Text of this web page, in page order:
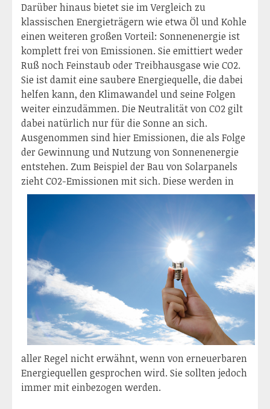
Darüber hinaus bietet sie im Vergleich zu
klassischen Energieträgern wie etwa Öl und Kohle
einen weiteren großen Vorteil: Sonnenenergie ist
komplett frei von Emissionen. Sie emittiert weder
Ruß noch Feinstaub oder Treibhausgase wie CO2.
Sie ist damit eine saubere Energiequelle, die dabei
helfen kann, den Klimawandel und seine Folgen
weiter einzudämmen. Die Neutralität von CO2 gilt
dabei natürlich nur für die Sonne an sich.
Ausgenommen sind hier Emissionen, die als Folge
der Gewinnung und Nutzung von Sonnenenergie
entstehen. Zum Beispiel der Bau von Solarpanels
zieht CO2-Emissionen mit sich. Diese werden in
aller Regel nicht erwähnt, wenn von erneuerbaren
Energiequellen gesprochen wird. Sie sollten jedoch
immer mit einbezogen werden.